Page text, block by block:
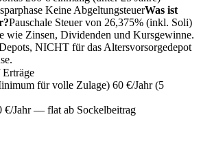
Keine AbgeltungsteuerWas ist
Pauschale Steuer von 26,375% (inkl. Soli)
wie Zinsen, Dividenden und Kursgewinne.
NICHT für das Altersvorsorgedepot
Erträge
für volle Zulage) 60 €/Jahr (5
€/Jahr — flat ab Sockelbeitrag